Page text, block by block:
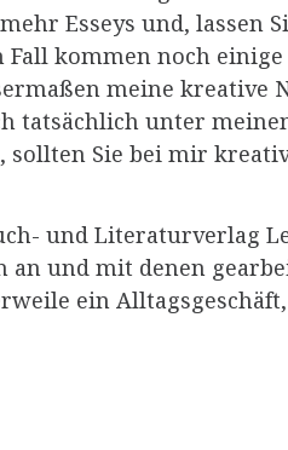
Esseys und, lassen
Fall kommen noch
meine kreative
tatsächlich unter
Sie bei mir
und Literaturverlag
und mit denen
ein